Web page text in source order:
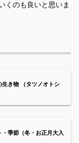
くのも良いと思いま
き物 （タツノオトシ
季節（冬・お正月大入